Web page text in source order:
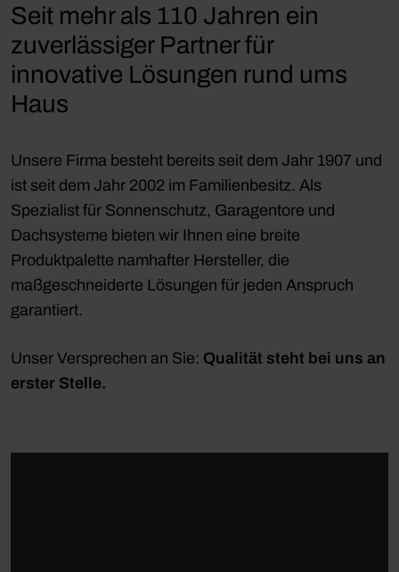
Seit mehr als 110 Jahren ein
zuverlässiger Partner für
innovative Lösungen rund ums
Haus
Unsere Firma besteht bereits seit dem Jahr 1907 und
ist seit dem Jahr 2002 im Familienbesitz. Als
Spezialist für Sonnenschutz, Garagentore und
Dachsysteme bieten wir Ihnen eine breite
Produktpalette namhafter Hersteller, die
maßgeschneiderte Lösungen für jeden Anspruch
garantiert.
Unser Versprechen an Sie: Qualität steht bei uns an
erster Stelle.